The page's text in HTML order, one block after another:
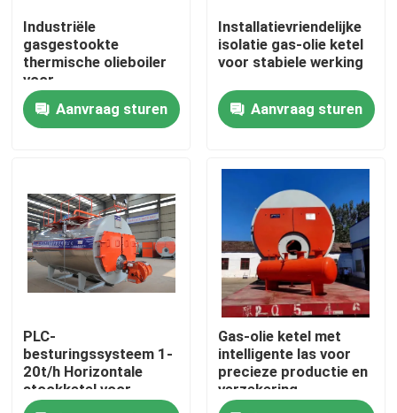
Huis
Producten
Video's
Fabrieksreis
Kwaliteitscontrole
Contacteer ons
Nieuws
Industriële
gasgestookte
thermische olieboiler
voor
hoogtemperatuurprocessen
Aanvraag sturen
Installatievriendelijke
isolatie gas-olie ketel
voor stabiele werking
Aanvraag sturen
PLC-
besturingssysteem 1-
20t/h Horizontale
stookketel voor
brandstofgas
Gas-olie ketel met
intelligente las voor
precieze productie en
verzekering